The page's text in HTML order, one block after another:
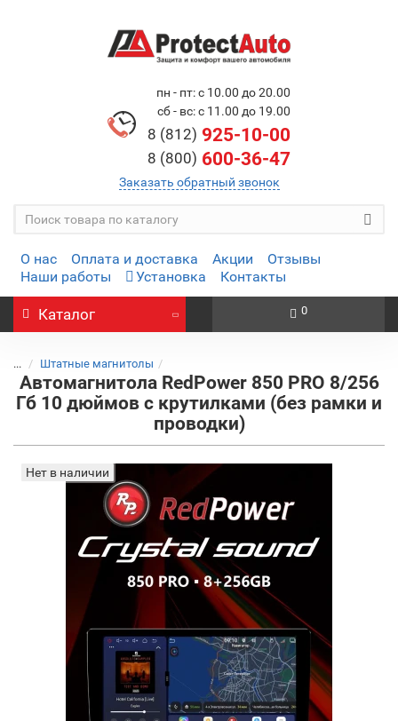
пн - пт: с 10.00 до 20.00
сб - вс: с 11.00 до 19.00
8 (812) 925-10-00
8 (800) 600-36-47
Заказать обратный звонок
О нас Оплата и доставка Акции
Отзывы
Наши работы
Установка Контакты
Каталог 0
... Штатные магнитолы
Автомагнитола RedPower 850 PRO 8/256
Гб 10 дюймов с крутилками (без рамки и
проводки)
Нет в наличии